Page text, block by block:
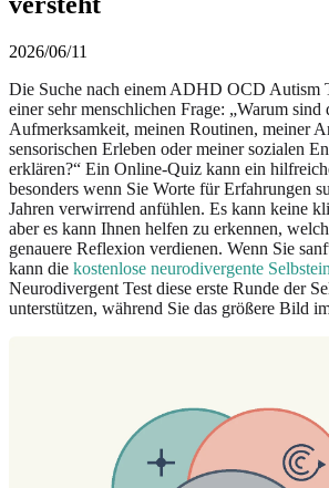
2026/06/11
Die Suche nach einem ADHD OCD Autism
einer sehr menschlichen Frage: „Warum
Aufmerksamkeit, meinen Routinen, meiner
sensorischen Erleben oder meiner sozialen
erklären?“ Ein Online-Quiz kann ein
besonders wenn Sie Worte für Erfahrungen
Jahren verwirrend anfühlen. Es kann keine
aber es kann Ihnen helfen zu erkennen,
genauere Reflexion verdienen. Wenn Sie
kann die kostenlose neurodivergente
Neurodivergent Test diese erste Runde der
unterstützen, während Sie das größere Bild